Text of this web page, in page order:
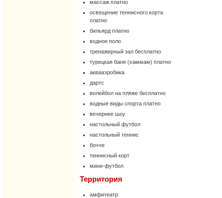
массаж платно
освещение теннисного корта
платно
бильярд платно
водное поло
тренажерный зал бесплатно
турецкая баня (хаммам) платно
аквааэробика
дартс
волейбол на пляже бесплатно
водные виды спорта платно
вечернее шоу
настольный футбол
настольный теннис
бочче
теннисный корт
мини-футбол
Территория
амфитеатр